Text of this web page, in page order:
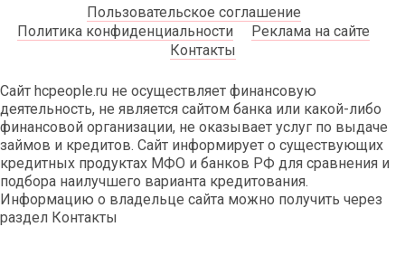
Пользовательское соглашение
Политика конфиденциальности
Реклама на сайте
Контакты
Сайт hcpeople.ru не осуществляет финансовую
деятельность, не является сайтом банка или какой-либо
финансовой организации, не оказывает услуг по выдаче
займов и кредитов. Сайт информирует о существующих
кредитных продуктах МФО и банков РФ для сравнения и
подбора наилучшего варианта кредитования.
Информацию о владельце сайта можно получить через
раздел Контакты